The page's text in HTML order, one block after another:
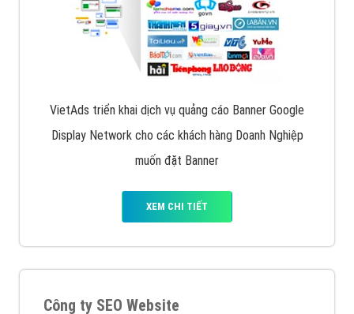
VietAds triển khai dịch vụ quảng cáo Banner Google
Display Network cho các khách hàng Doanh Nghiệp
muốn đặt Banner
XEM CHI TIẾT
Công ty SEO Website